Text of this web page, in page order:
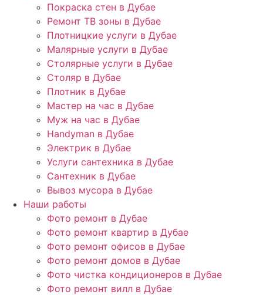
Покраска стен в Дубае
Ремонт ТВ зоны в Дубае
Плотницкие услуги в Дубае
Малярные услуги в Дубае
Столярные услуги в Дубае
Столяр в Дубае
Плотник в Дубае
Мастер на час в Дубае
Муж на час в Дубае
Handyman в Дубае
Электрик в Дубае
Услуги сантехника в Дубае
Сантехник в Дубае
Вывоз мусора в Дубае
Наши работы
Фото ремонт в Дубае
Фото ремонт квартир в Дубае
Фото ремонт офисов в Дубае
Фото ремонт домов в Дубае
Фото чистка кондиционеров в Дубае
Фото ремонт вилл в Дубае